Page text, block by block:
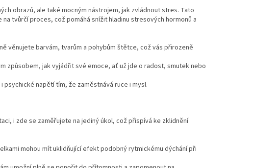
obrazů, ale také mocným nástrojem, jak zvládnout stres. Tato
tvůrčí proces, což pomáhá snížit hladinu stresových hormonů a
věnujete barvám, tvarům a pohybům štětce, což vás přirozeně
způsobem, jak vyjádřit své emoce, ať už jde o radost, smutek nebo
napětí tím, že zaměstnává ruce i mysl.
i zde se zaměřujete na jediný úkol, což přispívá ke zklidnění
mohou mít uklidňující efekt podobný rytmickému dýchání při